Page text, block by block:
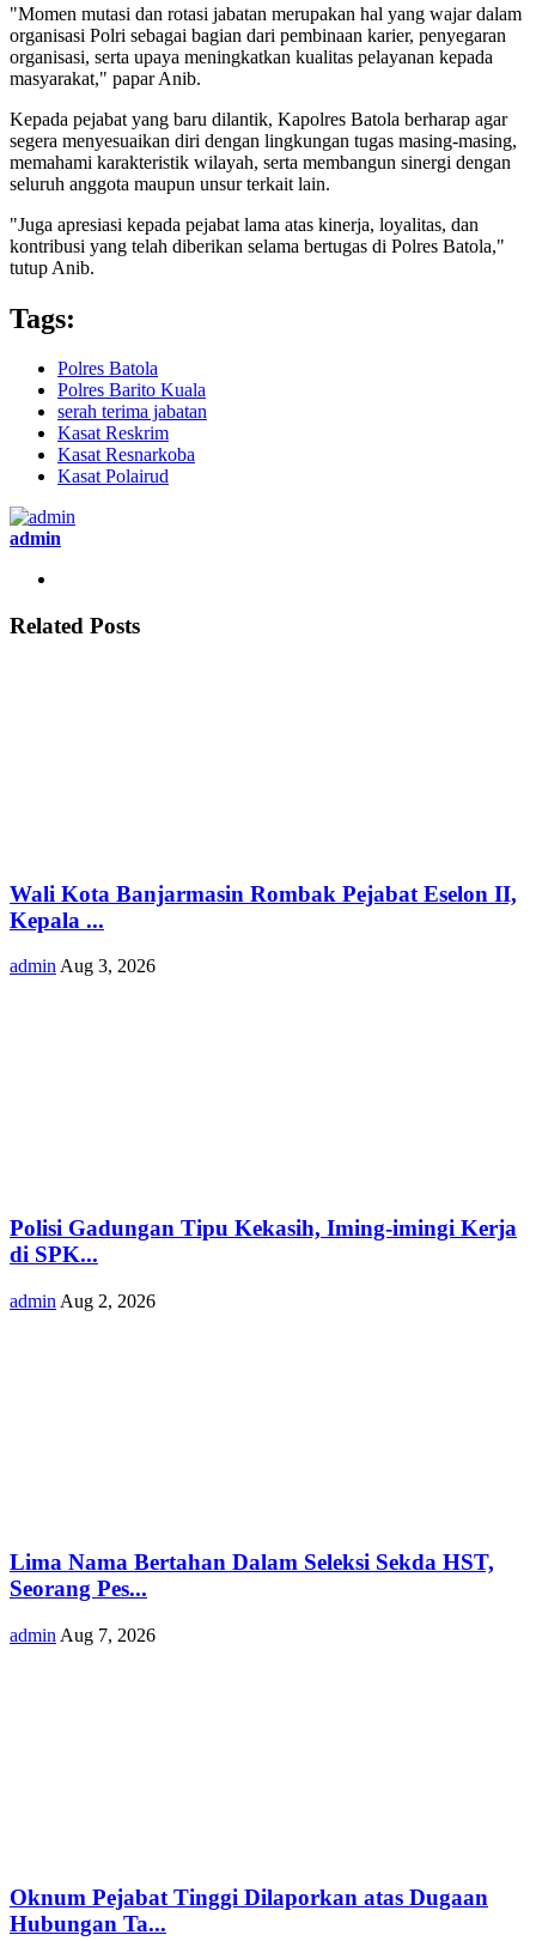
"Momen mutasi dan rotasi jabatan merupakan hal yang wajar dalam
organisasi Polri sebagai bagian dari pembinaan karier, penyegaran
organisasi, serta upaya meningkatkan kualitas pelayanan kepada
masyarakat," papar Anib.
Kepada pejabat yang baru dilantik, Kapolres Batola berharap agar
segera menyesuaikan diri dengan lingkungan tugas masing-masing,
memahami karakteristik wilayah, serta membangun sinergi dengan
seluruh anggota maupun unsur terkait lain.
"Juga apresiasi kepada pejabat lama atas kinerja, loyalitas, dan
kontribusi yang telah diberikan selama bertugas di Polres Batola,"
tutup Anib.
Tags:
Polres Batola
Polres Barito Kuala
serah terima jabatan
Kasat Reskrim
Kasat Resnarkoba
Kasat Polairud
admin
Related Posts
Wali Kota Banjarmasin Rombak Pejabat Eselon II,
Kepala ...
admin Aug 3, 2026
Polisi Gadungan Tipu Kekasih, Iming-imingi Kerja
di SPK...
admin Aug 2, 2026
Lima Nama Bertahan Dalam Seleksi Sekda HST,
Seorang Pes...
admin Aug 7, 2026
Oknum Pejabat Tinggi Dilaporkan atas Dugaan
Hubungan Ta...